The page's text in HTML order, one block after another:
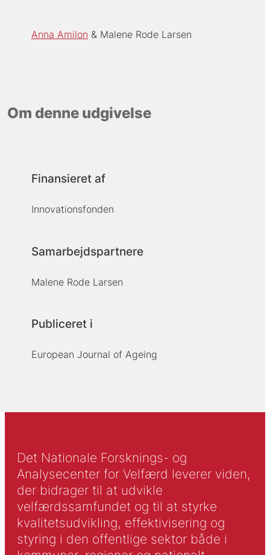
Anna Amilon Malene Rode Larsen
Om denne udgivelse
Finansieret af
Innovationsfonden
Samarbejdspartnere
Malene Rode Larsen
Publiceret i
European Journal of Ageing
Det Nationale Forsknings- og
Analysecenter for Velfærd leverer viden,
der bidrager til at udvikle
velfærdssamfundet og til at styrke
kvalitetsudvikling, effektivisering og
styring i den offentlige sektor både i